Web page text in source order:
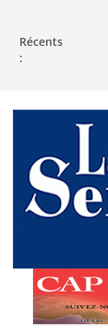
Récents
: